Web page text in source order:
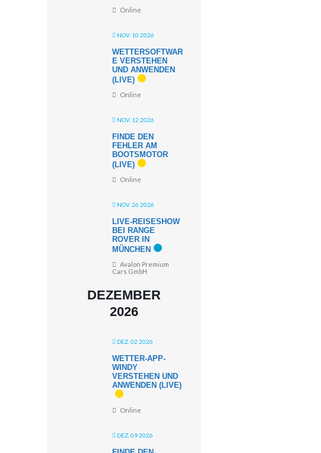
Online
NOV. 10 2026
WETTERSOFTWAR
E VERSTEHEN
UND ANWENDEN
(LIVE)
Online
NOV. 12 2026
FINDE DEN
FEHLER AM
BOOTSMOTOR
(LIVE)
Online
NOV. 26 2026
LIVE-REISESHOW
BEI RANGE
ROVER IN
MÜNCHEN
Avalon Premium
Cars GmbH
DEZEMBER
2026
DEZ. 02 2026
WETTER-APP-
WINDY
VERSTEHEN UND
ANWENDEN (LIVE)
Online
DEZ. 09 2026